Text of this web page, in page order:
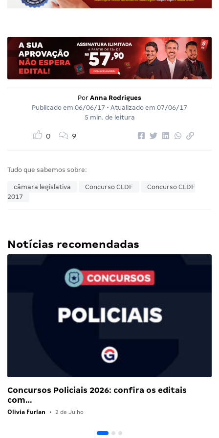
Por Anna Rodrigues
Publicado em 06/06/17 • Atualizado em 07/06/17
5 min. de leitura
0 9
Tudo que sabemos sobre:
câmara legislativa Concurso CLDF
Concurso CLDF
2017
Notícias recomendadas
Concursos Policiais 2026: confira os editais
com…
Olivia Furlan • 2 de Julho